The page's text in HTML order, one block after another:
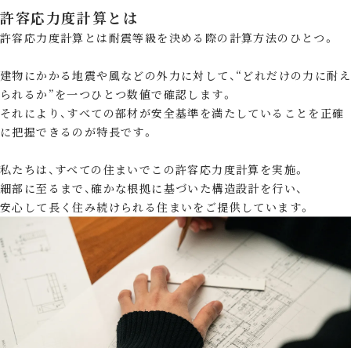
許容応力度計算とは
許容応力度計算とは耐震等級を決める際の計算方法のひとつ。
建物にかかる地震や風などの外力に対して、“どれだけの力に耐え
られるか”を一つひとつ数値で確認します。
それにより、すべての部材が安全基準を満たしていることを正確
に把握できるのが特長です。
私たちは、すべての住まいでこの許容応力度計算を実施。
細部に至るまで、確かな根拠に基づいた構造設計を行い、
安心して長く住み続けられる住まいをご提供しています。